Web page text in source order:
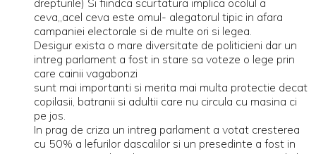
drepturile) Si fiindca scurtatura implica ocolul a
ceva,,acel ceva este omul- alegatorul tipic in afara
campaniei electorale si de multe ori si legea.
Desigur exista o mare diversitate de politicieni dar un
intreg parlament a fost in stare sa voteze o lege prin
care cainii vagabonzi
sunt mai importanti si merita mai multa protectie decat
copilasii, batranii si adultii care nu circula cu masina ci
pe jos.
In prag de criza un intreg parlament a votat cresterea
cu 50% a lefurilor dascalilor si un presedinte a fost in